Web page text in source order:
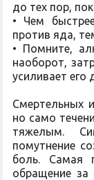
до тех пор,
• Чем
против яда,
• Помните,
наоборот,
усиливает его
Смертельных
но само
тяжелым.
помутнение
боль. Самая
обращение